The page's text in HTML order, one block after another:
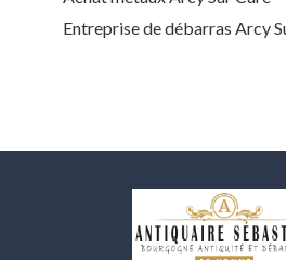
Entreprise de débarras Arcy